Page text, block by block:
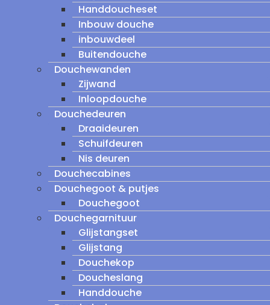
Handdoucheset
Inbouw douche
inbouwdeel
Buitendouche
Douchewanden
Zijwand
Inloopdouche
Douchedeuren
Draaideuren
Schuifdeuren
Nis deuren
Douchecabines
Douchegoot & putjes
Douchegoot
Douchegarnituur
Glijstangset
Glijstang
Douchekop
Doucheslang
Handdouche